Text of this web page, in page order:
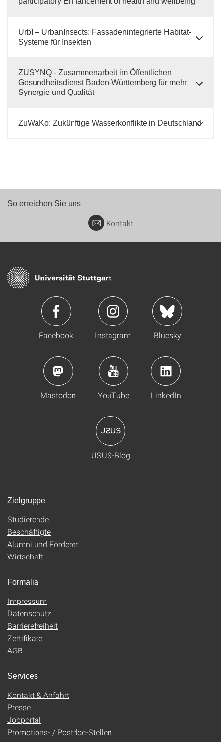
UrbI – UrbanInsects: Fassadenintegrierte Habitat-
Systeme für Insekten
ZUSYNQ - Zusammenarbeit im Öffentlichen
Gesundheitsdienst Baden-Württemberg für mehr
Synergie und Qualität
ZuWaKo: Zukünftige Wasserkonflikte in Deutschland
So erreichen Sie uns
Kontakt
Facebook Instagram Bluesky
Mastodon YouTube LinkedIn
USUS-Blog
Zielgruppe
Studierende
Beschäftigte
Alumni und Förderer
Wirtschaft
Formalia
Impressum
Datenschutz
Barrierefreiheit
Zertifikate
AGB
Services
Kontakt & Anfahrt
Presse
Jobportal
Promotions- / Postdoc-Stellen